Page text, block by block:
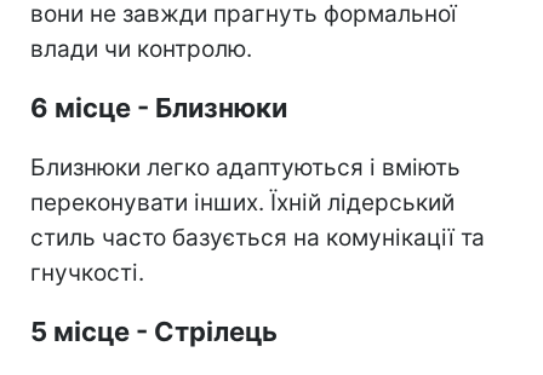
вони не завжди прагнуть формальної
влади чи контролю.
6 місце - Близнюки
Близнюки легко адаптуються і вміють
переконувати інших. Їхній лідерський
стиль часто базується на комунікації та
гнучкості.
5 місце - Стрілець